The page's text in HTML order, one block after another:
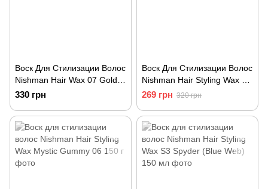
Воск Для Стилизации Волос
Nishman Hair Wax 07 Gold
One 150 мл
330 грн
Воск Для Стилизации Волос
Nishman Hair Styling Wax 03
Flaming 150 мл
269 грн 320 грн